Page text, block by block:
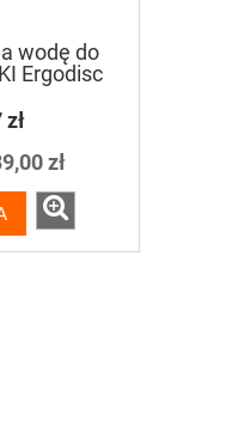
wodę do
Ergodisc
zł